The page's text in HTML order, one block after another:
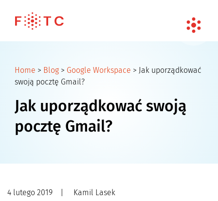
Home > Blog > Google Workspace > Jak uporządkować
swoją pocztę Gmail?
Jak uporządkować swoją
pocztę Gmail?
4 lutego 2019 Kamil Lasek